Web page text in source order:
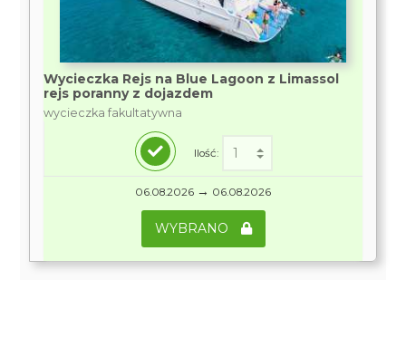
Wycieczka Rejs na Blue Lagoon z Limassol
rejs poranny z dojazdem
wycieczka fakultatywna
Ilość:
06.08.2026 → 06.08.2026
WYBRANO